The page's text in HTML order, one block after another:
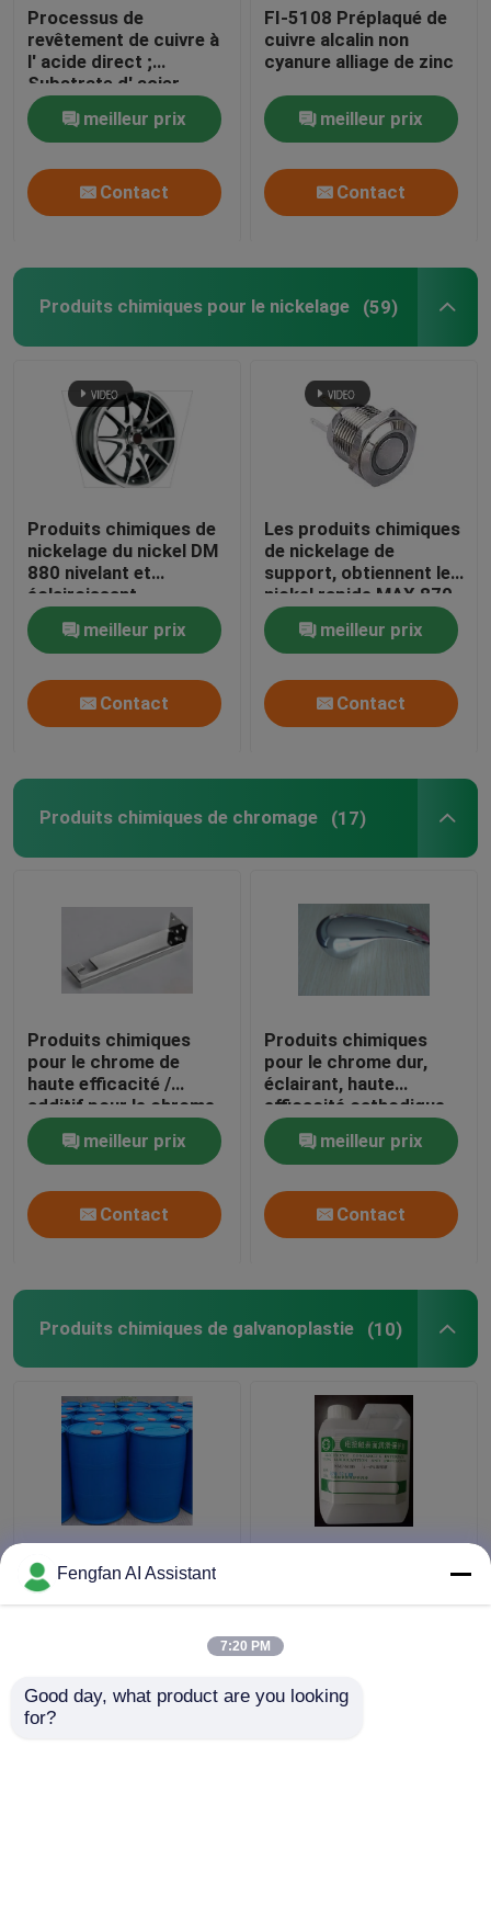
Produits chimiques fines
Produits chimiques de placage d’alliage
Nouveaux produits chimiques énergétiques
Processus de
revêtement de cuivre à
l' acide direct ;
Substrate d' acier
solution de revêtement
de cuivre à l' acide;
Vêtement de cuivre
brillant; FI-ZL001
meilleur prix
Contact
FI-5108 Préplaqué de
cuivre alcalin non
cyanure alliage de zinc
meilleur prix
Contact
Produits chimiques pour le nickelage (59)
Produits chimiques de
nickelage du nickel DM
880 nivelant et
éclaircissant
rapidement
meilleur prix
Contact
Les produits chimiques
de nickelage de
support, obtiennent le
nickel rapide MAX 870
de bon éclat
meilleur prix
Contact
Produits chimiques de chromage (17)
Produits chimiques
pour le chrome de
haute efficacité /
additif pour le chrome
WR-1
meilleur prix
Contact
Produits chimiques
pour le chrome dur,
éclairant, haute
efficacité cathodique
KCR-25
meilleur prix
Contact
Produits chimiques de galvanoplastie (10)
IME Polymère
cationique aqueux pour
l'électroplatage des
Lumifiant liquide jaune
Lubrification et
protection Nmp-6618s
Fengfan AI Assistant
7:20 PM
Good day, what product are you looking
for?